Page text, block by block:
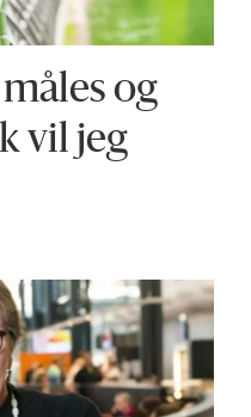
og
vil jeg